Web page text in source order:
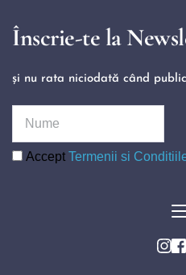
Înscrie-te la
și nu rata niciodată când
Accept Termenii si